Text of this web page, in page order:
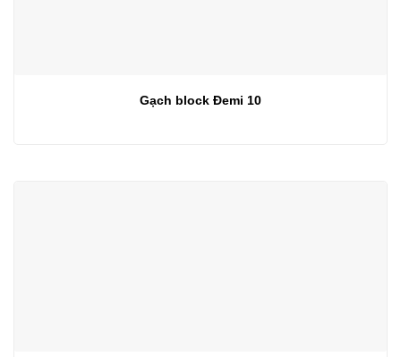
Gạch block Đemi 10